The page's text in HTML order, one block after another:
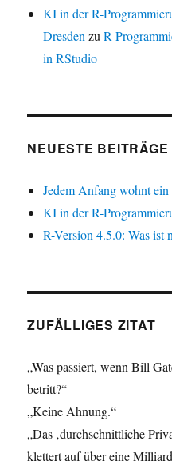
KI in der R-
Dresden zuR-
in RStudio
NEUESTE BEITRÄGE
Jedem Anfang wohnt
KI in der R-
R-Version 4.5.0: Was ist
ZUFÄLLIGES ZITAT
„Was passiert, wenn Bill
betritt?“
„Keine Ahnung.“
„Das ‚durchschnittliche
klettert auf über eine